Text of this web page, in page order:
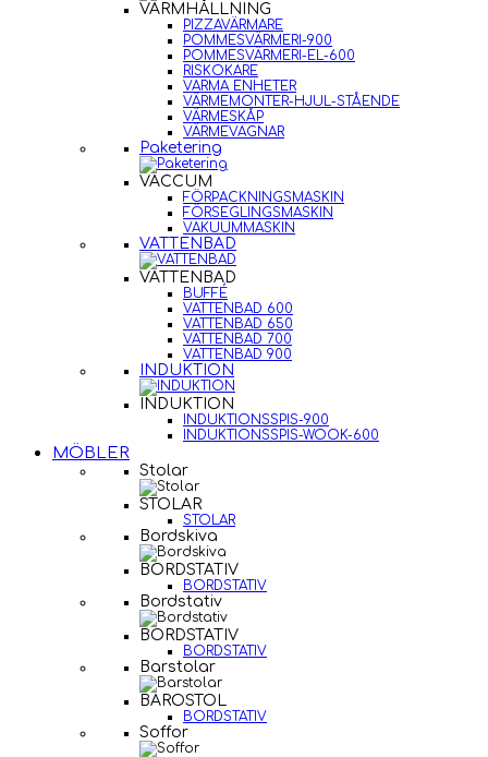
VARMHÅLLNING
PIZZAVÄRMARE
POMMESVÄRMERI-900
POMMESVÄRMERI-EL-600
RISKOKARE
VARMA ENHETER
VÄRMEMONTER-HJUL-STÅENDE
VÄRMESKÅP
VÄRMEVAGNAR
Paketering
VACCUM
FÖRPACKNINGSMASKIN
FÖRSEGLINGSMASKIN
VAKUUMMASKIN
VATTENBAD
VATTENBAD
BUFFÉ
VATTENBAD 600
VATTENBAD 650
VATTENBAD 700
VATTENBAD 900
INDUKTION
INDUKTION
INDUKTIONSSPIS-900
INDUKTIONSSPIS-WOOK-600
MÖBLER
Stolar
STOLAR
STOLAR
Bordskiva
BORDSTATIV
BORDSTATIV
Bordstativ
BORDSTATIV
BORDSTATIV
Barstolar
BAROSTOL
BORDSTATIV
Soffor